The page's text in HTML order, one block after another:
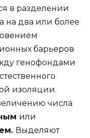
в разделении
на два или более
барьеров
генофондами
изоляции.
числа
или
Выделяют